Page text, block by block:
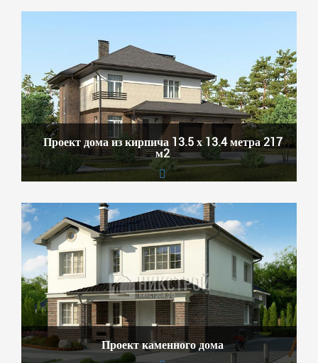
Проект дома из кирпича 13.5 х 13.4 метра 217
м2
Проект каменного дома